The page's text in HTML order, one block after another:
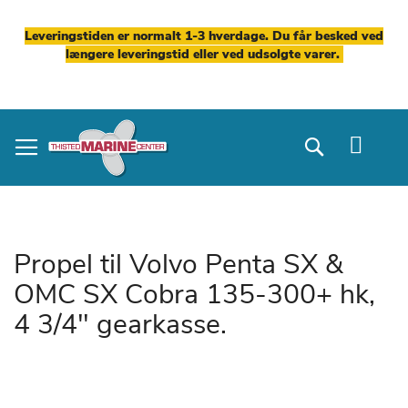
Leveringstiden er normalt 1-3 hverdage. Du får besked ved
længere leveringstid eller ved udsolgte varer.
to
Content
Search
Propel til Volvo Penta SX &
OMC SX Cobra 135-300+ hk,
4 3/4" gearkasse.